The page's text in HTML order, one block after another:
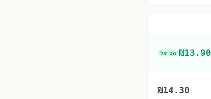
₪13.90 הכי זול
₪14.30